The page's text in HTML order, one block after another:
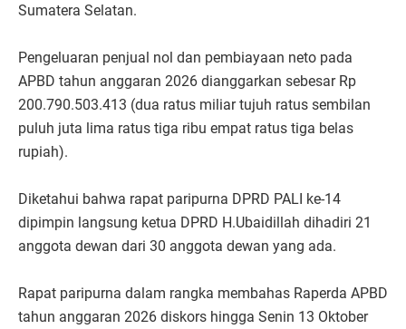
Sumatera Selatan.
Pengeluaran penjual nol dan pembiayaan neto pada
APBD tahun anggaran 2026 dianggarkan sebesar Rp
200.790.503.413 (dua ratus miliar tujuh ratus sembilan
puluh juta lima ratus tiga ribu empat ratus tiga belas
rupiah).
Diketahui bahwa rapat paripurna DPRD PALI ke-14
dipimpin langsung ketua DPRD H.Ubaidillah dihadiri 21
anggota dewan dari 30 anggota dewan yang ada.
Rapat paripurna dalam rangka membahas Raperda APBD
tahun anggaran 2026 diskors hingga Senin 13 Oktober